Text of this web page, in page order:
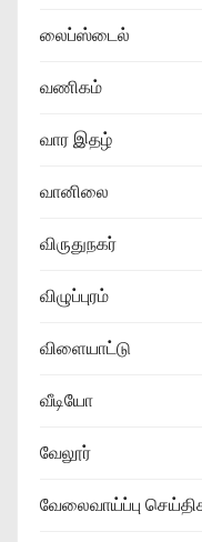
லைப்ஸ்டைல்
வணிகம்
வார இதழ்
வானிலை
விருதுநகர்
விழுப்புரம்
விளையாட்டு
வீடியோ
வேலூர்
வேலைவாய்ப்பு